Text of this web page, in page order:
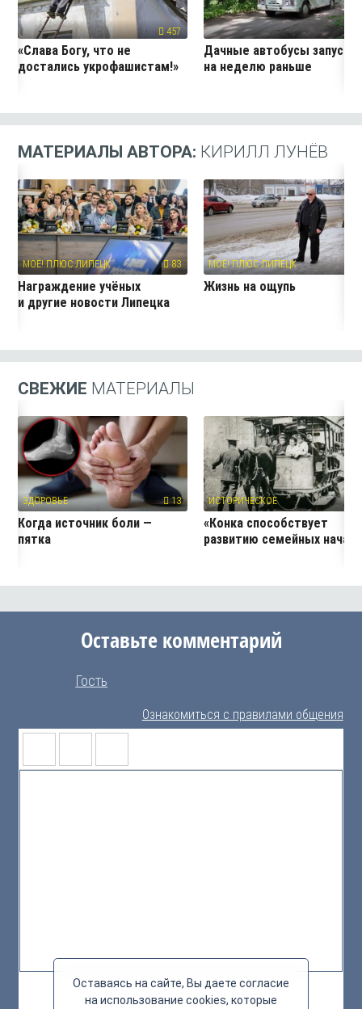
457
«Слава Богу, что не
достались укрофашистам!»
Дачные автобусы
на неделю раньше
МАТЕРИАЛЫ АВТОРА: КИРИЛЛ ЛУНЁВ
МОЁ! ПЛЮС ЛИПЕЦК 83
Награждение учёных
и другие новости Липецка
МОЁ! ПЛЮС ЛИПЕЦК
Жизнь на ощупь
СВЕЖИЕ МАТЕРИАЛЫ
ЗДОРОВЬЕ 13
Когда источник боли —
пятка
ИСТОРИЧЕСКОЕ
«Конка способствует
развитию семейных начал»
Оставьте комментарий
Гость
Ознакомиться с правилами общения
Оставаясь на сайте, Вы даете согласие
на использование cookies, которые